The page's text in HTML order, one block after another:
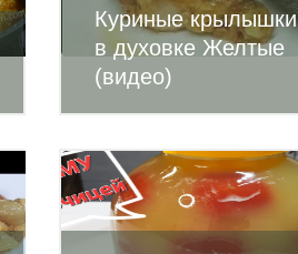
Куриные крылышки
в духовке Желтые
(видео)